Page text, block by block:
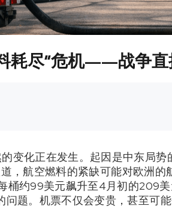
耗尽”危机——战争
变化正在发生。起因是中东局
，航空燃料的紧缺可能对欧洲的
桶约99美元飙升至4月初的209
题。机票不仅会变贵，甚至可能